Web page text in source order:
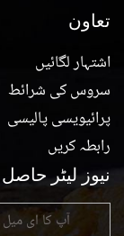
تعاون
اشتہار لگائیں
سروس کی شرائط
پرائیویسی پالیسی
رابطہ کریں
نیوز لیٹر